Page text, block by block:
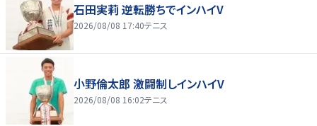
石田実莉 逆転勝ちでインハイV
2026/08/08 17:40テニス
小野倫太郎 激闘制しインハイV
2026/08/08 16:02テニス